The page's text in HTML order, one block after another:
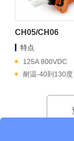
CH05/CH06
特点
125A 800VDC
耐温-40到130度